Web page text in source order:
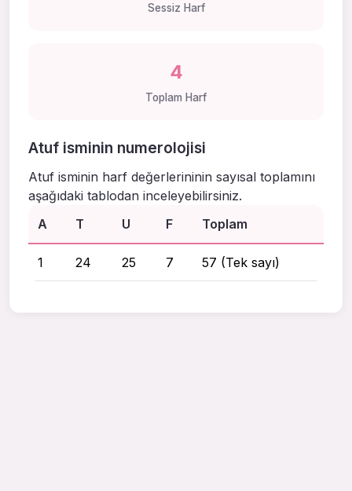
Sessiz Harf
4
Toplam Harf
Atuf isminin numerolojisi
Atuf isminin harf değerlerininin sayısal toplamını
aşağıdaki tablodan inceleyebilirsiniz.
A
T U F Toplam
1 24 25 7 57 (Tek sayı)